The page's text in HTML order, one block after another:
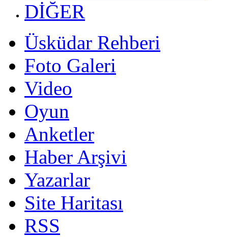
DİĞER
Üsküdar Rehberi
Foto Galeri
Video
Oyun
Anketler
Haber Arşivi
Yazarlar
Site Haritası
RSS